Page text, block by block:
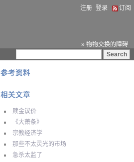
注册 登录 订阅
» 物物交换的障碍
参考资料
相关文章
赎金议价
《大萧条》
宗教经济学
那些不太灵光的市场
急杀太监了